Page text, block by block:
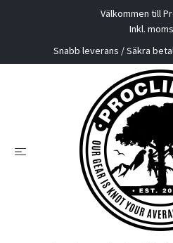
Välkommen till
Inkl. moms
Snabb leverans / Säkra